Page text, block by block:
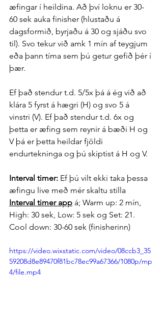
æfingar í heildina. Að því loknu er 30-
60 sek auka finisher (hlustaðu á
dagsformið, byrjaðu á 30 og sjáðu svo
til). Svo tekur við amk 1 mín af teygjum
eða þann tíma sem þú getur gefið þér í
þær.
Ef það stendur t.d. 5/5x þá á ég við að
klára 5 fyrst á hægri (H) og svo 5 á
vinstri (V). Ef það stendur t.d. 6x og
þetta er æfing sem reynir á bæði H og
V þá er þetta heildar fjöldi
endurtekninga og þú skiptist á H og V.
Interval timer: Ef þú vilt ekki taka þessa
æfingu live með mér skaltu stilla
Interval timer app á; Warm up: 2 mín,
High: 30 sek, Low: 5 sek og Set: 21.
Cool down: 30-60 sek (finisherinn)
https://video.wixstatic.com/video/08ccb3_35
59208d8e89470f81bc78ec99a67366/1080p/mp
4/file.mp4